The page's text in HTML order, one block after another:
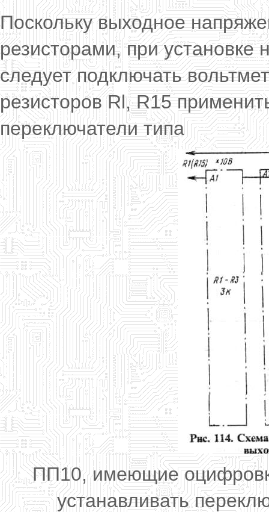
Поскольку выходное
резисторами, при
следует подключать
резисторов Rl, R15
переключатели типа
ПП10, имеющие
устанавливать